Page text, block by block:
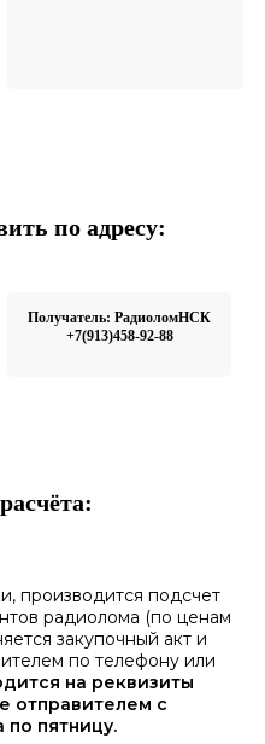
по адресу:
Получатель: РадиоломНСК
+7(913)458-92-88
производится подсчет
радиолома (по ценам
закупочный акт и
по телефону или
на реквизиты
отправителем с
по пятницу.